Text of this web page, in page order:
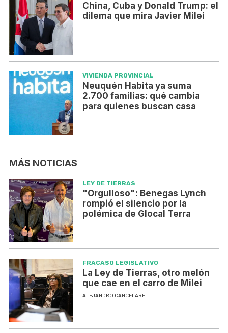
China, Cuba y Donald Trump: el
dilema que mira Javier Milei
VIVIENDA PROVINCIAL
Neuquén Habita ya suma
2.700 familias: qué cambia
para quienes buscan casa
MÁS NOTICIAS
LEY DE TIERRAS
"Orgulloso": Benegas Lynch
rompió el silencio por la
polémica de Glocal Terra
FRACASO LEGISLATIVO
La Ley de Tierras, otro melón
que cae en el carro de Milei
ALEJANDRO CANCELARE